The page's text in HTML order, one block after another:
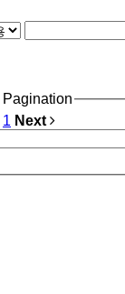
Pagination
1 Next